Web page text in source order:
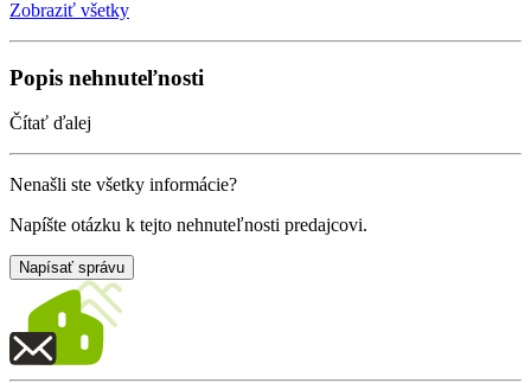
Zobraziť všetky
Popis nehnuteľnosti
Čítať ďalej
Nenašli ste všetky informácie?
Napíšte otázku k tejto nehnuteľnosti predajcovi.
Napísať správu